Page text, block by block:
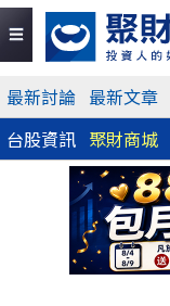
最新討論 最新文章
台股資訊 聚財商城